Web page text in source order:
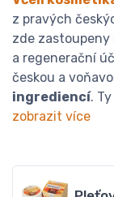
z pravých
zde
a regenerační
českou a
ingrediencí.
zobrazit více